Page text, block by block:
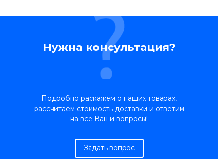
Нужна консультация?
Подробно раскажем о наших товарах,
рассчитаем стоимость доставки и ответим
на все Ваши вопросы!
Задать вопрос